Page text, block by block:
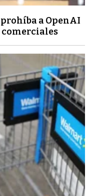
a OpenAI
comerciales